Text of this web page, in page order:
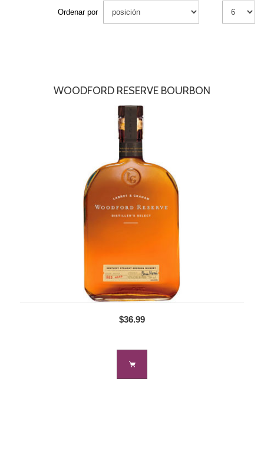
Ordenar por
WOODFORD RESERVE BOURBON
$36.99